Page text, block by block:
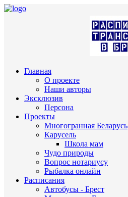
Главная
О проекте
Наши авторы
Эксклюзив
Персона
Проекты
Многогранная Беларусь
Карусель
Школа мам
Чудо природы
Вопрос нотариусу
Рыбалка онлайн
Расписания
Автобусы - Брест